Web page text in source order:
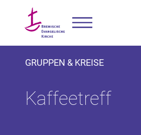
GRUPPEN & KREISE
Kaffeetreff